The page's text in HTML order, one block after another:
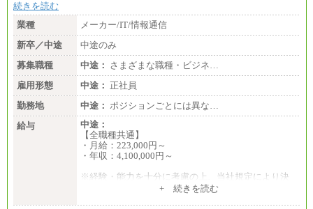
続きを読む
業種
メーカー/IT/情報通信
新卒／中途
中途のみ
募集職種
中途： さまざまな職種・ビジネ…
雇用形態
中途： 正社員
勤務地
中途： ポジションごとには異な…
給与
中途：
【全職種共通】
・月給：223,000円～
・年収：4,100,000円～
※経験・能力を十分に考慮の上、当社規定により決
+ 続きを読む